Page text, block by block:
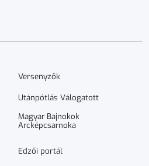
Versenyzők
Utánpótlás Válogatott
Magyar Bajnokok
Arcképcsarnoka
Edzői portál